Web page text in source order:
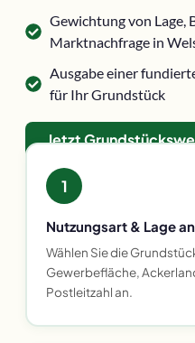
Gewichtung von Lage,
Marktnachfrage in
Ausgabe einer
für Ihr Grundstück
Jetzt
1
Nutzungsart & Lage
Wählen Sie die
Gewerbefläche,
Postleitzahl an.